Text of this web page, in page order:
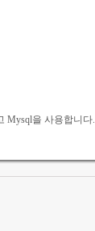
Mysql을 사용합니다.